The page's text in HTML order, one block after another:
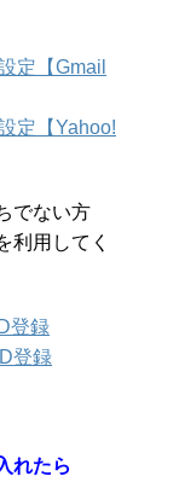
定【Gmail
定【Yahoo!
でない方
利用してく
登録
登録
れたら